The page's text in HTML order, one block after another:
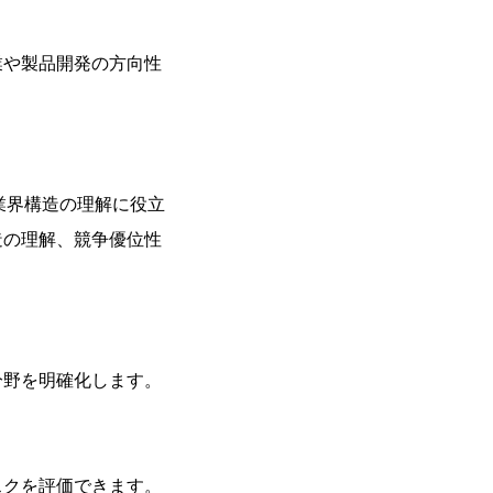
製品開発の方向性
構造の理解に役立
理解、競争優位性
を明確化します。
を評価できます。